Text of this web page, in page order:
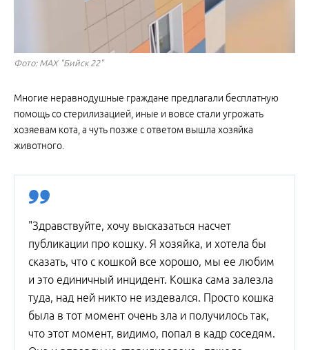
Фото: МАХ "Бийск 22"
Многие неравнодушные граждане предлагали бесплатную
помощь со стерилизацией, иные и вовсе стали угрожать
хозяевам кота, а чуть позже с ответом вышла хозяйка
животного.
"Здравствуйте, хочу высказаться насчет
публикации про кошку. Я хозяйка, и хотела бы
сказать, что с кошкой все хорошо, мы ее любим
и это единичный инцидент. Кошка сама залезла
туда, над ней никто не издевался. Просто кошка
была в тот момент очень зла и получилось так,
что этот момент, видимо, попал в кадр соседям.